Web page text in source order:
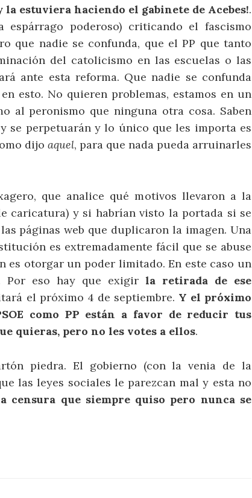
estuviera haciendo el gabinete de Acebes!.
espárrago poderoso) criticando el fascismo
que nadie se confunda, que el PP que tanto
del catolicismo en las escuelas o las
ante esta reforma. Que nadie se confunda
esto. No quieren problemas, estamos en un
al peronismo que ninguna otra cosa. Saben
se perpetuarán y lo único que les importa es
dijo aquel, para que nada pueda arruinarles
que analice qué motivos llevaron a la
caricatura) y si habrían visto la portada si se
páginas web que duplicaron la imagen. Una
es extremadamente fácil que se abuse
es otorgar un poder limitado. En este caso un
Por eso hay que exigir la retirada de ese
el próximo 4 de septiembre. Y el próximo
como PP están a favor de reducir tus
quieras, pero no les votes a ellos.
piedra. El gobierno (con la venia de la
las leyes sociales le parezcan mal y esta no
censura que siempre quiso pero nunca se